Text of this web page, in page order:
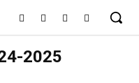
2025